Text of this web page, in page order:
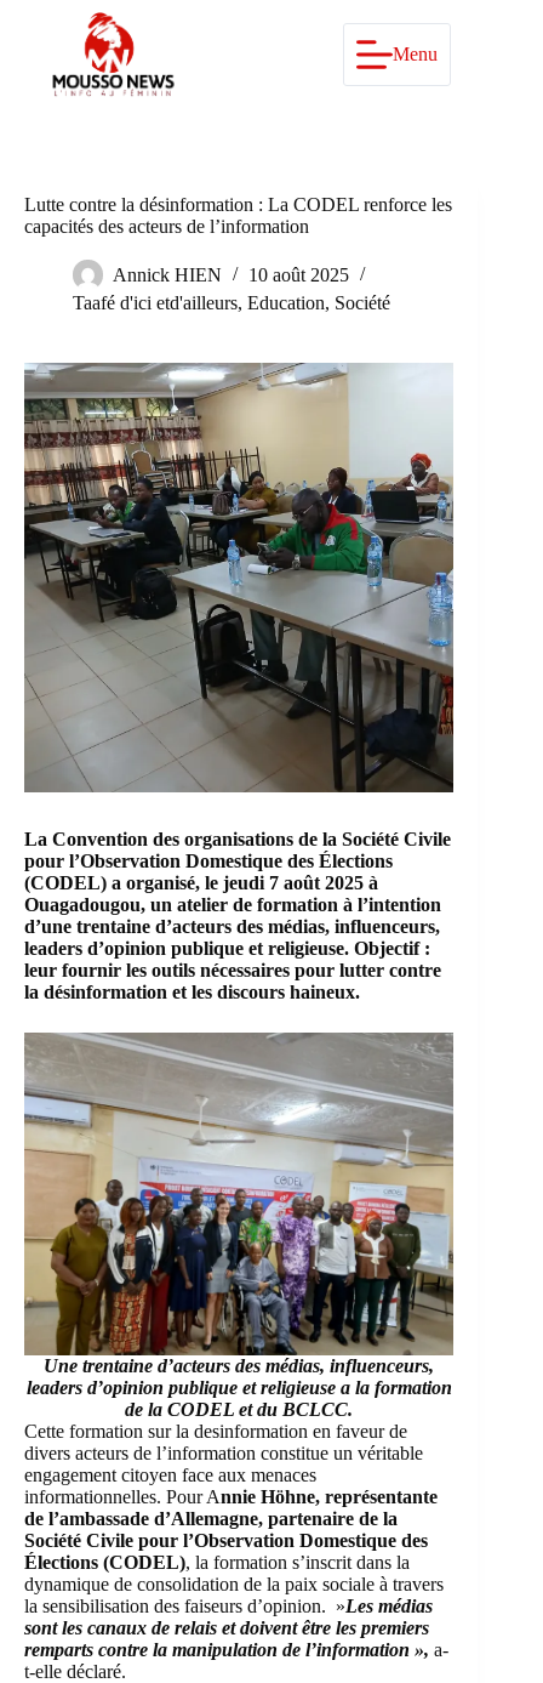
Menu
Lutte contre la désinformation : La CODEL renforce les
capacités des acteurs de l’information
Annick HIEN
10 août 2025
Taafé d'ici etd'ailleurs, Education, Société
La Convention des organisations de la Société Civile
pour l’Observation Domestique des Élections
(CODEL) a organisé, le jeudi 7 août 2025 à
Ouagadougou, un atelier de formation à l’intention
d’une trentaine d’acteurs des médias, influenceurs,
leaders d’opinion publique et religieuse. Objectif :
leur fournir les outils nécessaires pour lutter contre
la désinformation et les discours haineux.
Une trentaine d’acteurs des médias, influenceurs,
leaders d’opinion publique et religieuse a la formation
de la CODEL et du BCLCC.
Cette formation sur la desinformation en faveur de
divers acteurs de l’information constitue un véritable
engagement citoyen face aux menaces
informationnelles. Pour Annie Höhne, représentante
de l’ambassade d’Allemagne, partenaire de la
Société Civile pour l’Observation Domestique des
Élections (CODEL), la formation s’inscrit dans la
dynamique de consolidation de la paix sociale à travers
la sensibilisation des faiseurs d’opinion. »Les médias
sont les canaux de relais et doivent être les premiers
remparts contre la manipulation de l’information », a-
t-elle déclaré.